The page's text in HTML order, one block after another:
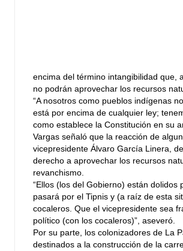
encima del término intangibilidad que,
no podrán aprovechar los recursos
“A nosotros como pueblos indígenas
está por encima de cualquier ley;
como establece la Constitución en su
Vargas señaló que la reacción de
vicepresidente Álvaro García Linera,
derecho a aprovechar los recursos
revanchismo.
“Ellos (los del Gobierno) están
pasará por el Tipnis y (a raíz de esta
cocaleros. Que el vicepresidente sea
político (con los cocaleros)”, aseveró.
Por su parte, los colonizadores de La
destinados a la construcción de la